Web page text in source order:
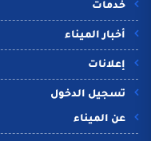
خدمات
أخبار الميناء
إعلانات
تسجيل الدخول
عن الميناء